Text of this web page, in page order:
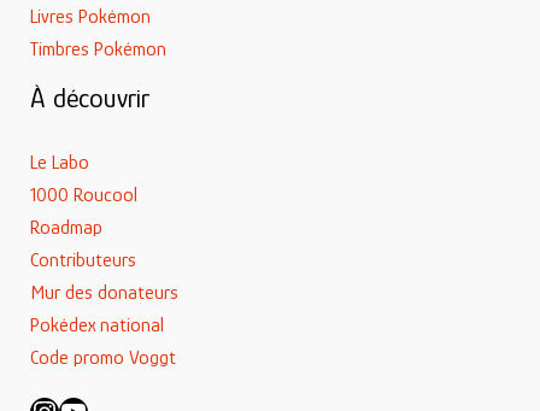
Livres Pokémon
Timbres Pokémon
À découvrir
Le Labo
1000 Roucool
Roadmap
Contributeurs
Mur des donateurs
Pokédex national
Code promo Voggt